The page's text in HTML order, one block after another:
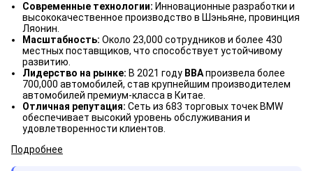
Современные технологии: Инновационные разработки и
высококачественное производство в Шэньяне, провинция
Ляонин.
Масштабность: Около 23,000 сотрудников и более 430
местных поставщиков, что способствует устойчивому
развитию.
Лидерство на рынке: В 2021 году BBAпроизвела более
700,000 автомобилей, став крупнейшим производителем
автомобилей премиум-класса в Китае.
Отличная репутация: Сеть из 683 торговых точек BMW
обеспечивает высокий уровень обслуживания и
удовлетворенности клиентов.
Подробнее